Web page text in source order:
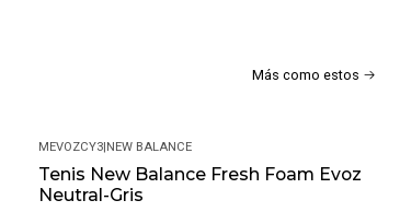
Más como estos
-32%
MEVOZCY3|NEW BALANCE
Tenis New Balance Fresh Foam Evoz
Neutral-Gris